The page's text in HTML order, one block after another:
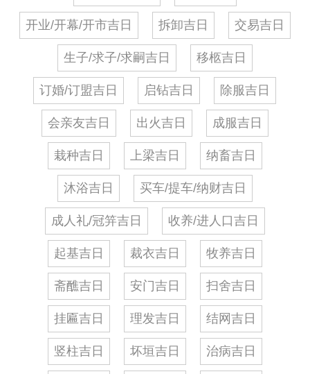
开业/开幕/开市吉日 拆卸吉日 交易吉日
生子/求子/求嗣吉日 移柩吉日
订婚/订盟吉日 启钻吉日 除服吉日
会亲友吉日 出火吉日 成服吉日
栽种吉日 上梁吉日 纳畜吉日
沐浴吉日 买车/提车/纳财吉日
成人礼/冠笄吉日 收养/进人口吉日
起基吉日 裁衣吉日 牧养吉日
斋醮吉日 安门吉日 扫舍吉日
挂匾吉日 理发吉日 结网吉日
竖柱吉日 坏垣吉日 治病吉日